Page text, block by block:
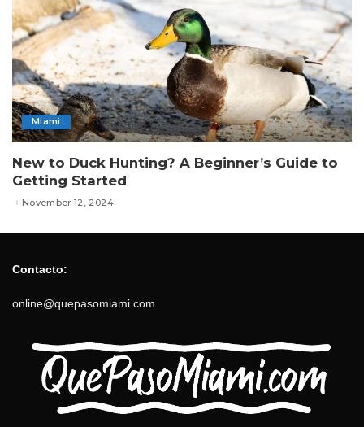
Miami
New to Duck Hunting? A Beginner’s Guide to
Getting Started
November 12, 2024
Contacto:
online@quepasomiami.com